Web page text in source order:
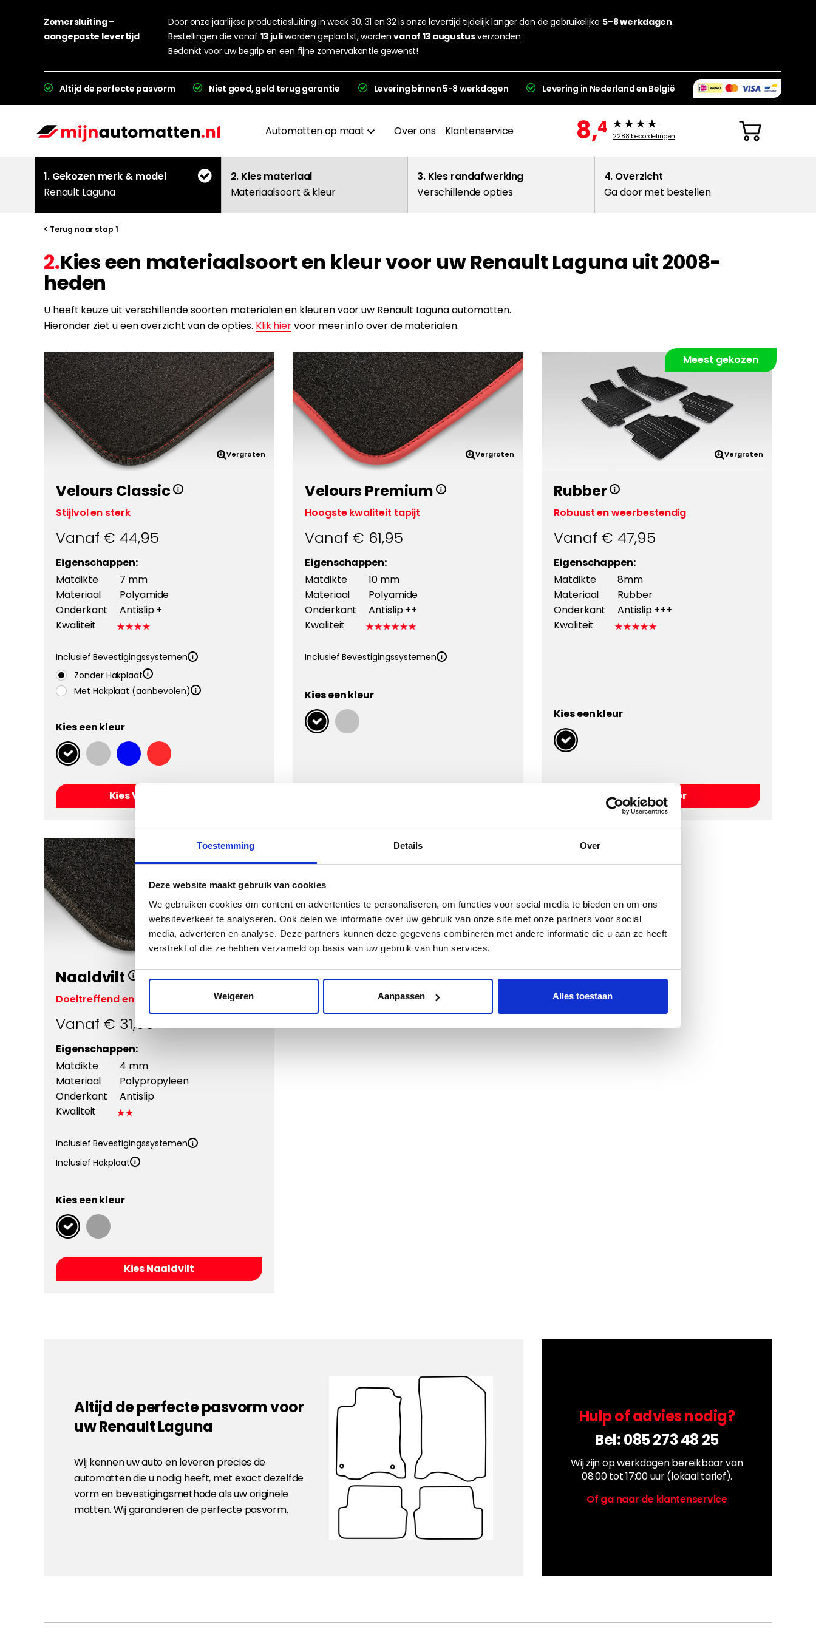
Toestemming Details Over
Deze website maakt gebruik van cookies
We gebruiken cookies om content en advertenties te personaliseren, om functies voor social media te bieden en om ons
websiteverkeer te analyseren. Ook delen we informatie over uw gebruik van onze site met onze partners voor social
media, adverteren en analyse. Deze partners kunnen deze gegevens combineren met andere informatie die u aan ze heeft
verstrekt of die ze hebben verzameld op basis van uw gebruik van hun services.
Weigeren Aanpassen Alles toestaan
Zomersluiting –
aangepaste levertijd
Door onze jaarlijkse productiesluiting in week 30, 31 en 32 is onze levertijd tijdelijk langer dan de gebruikelijke 5–8 werkdagen.
Bestellingen die vanaf 13 juliworden geplaatst, wordenvanaf 13 augustusverzonden.
Bedankt voor uw begrip en een fijne zomervakantie gewenst!
Altijd de perfecte pasvorm Niet goed, geld terug garantie Levering binnen 5-8 werkdagen Levering in Nederland en België
Automatten op maat
Afwerkingen
Levering en garantie
Over ons Klantenservice 8,4 2288 beoordelingen
1. Gekozen merk & model
Renault Laguna
2. Kies materiaal
Materiaalsoort & kleur
3. Kies randafwerking
Verschillende opties
4. Overzicht
Ga door met bestellen
< Terug naar stap 1
2.Kies een materiaalsoort en kleur voor uw Renault Laguna uit 2008-
heden
U heeft keuze uit verschillende soorten materialen en kleuren voor uw Renault Laguna automatten.
Hieronder ziet u een overzicht van de opties. Klik hiervoor meer info over de materialen.
Vergroten
Velours Classic
Stijlvol en sterk
Vanaf € 44,95
Eigenschappen:
Matdikte
7 mm
Materiaal
Polyamide
Onderkant
Antislip +
Kwaliteit
Inclusief Bevestigingssystemen
Zonder Hakplaat
Met Hakplaat (aanbevolen)
Kies een kleur
Kies Velours Classic
Vergroten
Velours Premium
Hoogste kwaliteit tapijt
Vanaf € 61,95
Eigenschappen:
Matdikte
10 mm
Materiaal
Polyamide
Onderkant
Antislip ++
Kwaliteit
Inclusief Bevestigingssystemen
Kies een kleur
Vergroten
Meest gekozen
Rubber
Robuust en weerbestendig
Vanaf € 47,95
Eigenschappen:
Matdikte
8mm
Materiaal
Rubber
Onderkant
Antislip +++
Kwaliteit
Kies een kleur
Kies Rubber
Vergroten
Naaldvilt
Doeltreffend en voordelig
Vanaf € 31,95
Eigenschappen:
Matdikte
4 mm
Materiaal
Polypropyleen
Onderkant
Antislip
Kwaliteit
Inclusief Bevestigingssystemen
Inclusief Hakplaat
Kies een kleur
Kies Naaldvilt
Altijd de perfecte pasvorm voor
uw Renault Laguna
Wij kennen uw auto en leveren precies de
automatten die u nodig heeft, met exact dezelfde
vorm en bevestigingsmethode als uw originele
matten. Wij garanderen de perfecte pasvorm.
Hulp of advies nodig?
Bel:085 273 48 25
Wij zijn op werkdagen bereikbaar van
08:00 tot 17:00 uur (lokaal tarief).
Of ga naar de klantenservice